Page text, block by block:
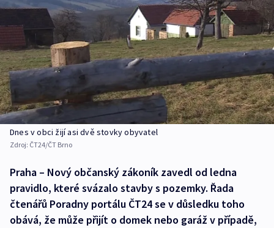
Dnes v obci žijí asi dvě stovky obyvatel
Zdroj: ČT24/ČT Brno
Praha – Nový občanský zákoník zavedl od ledna
pravidlo, které svázalo stavby s pozemky. Řada
čtenářů Poradny portálu ČT24 se v důsledku toho
obává, že může přijít o domek nebo garáž v případě,